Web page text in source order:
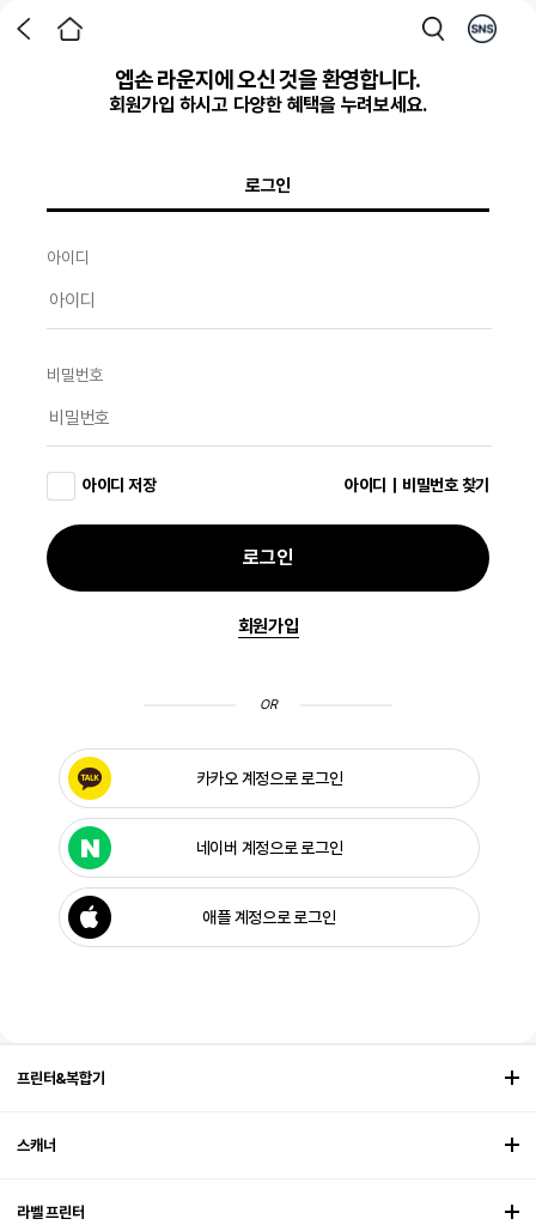
엡손 라운지에 오신 것을 환영합니다.
회원가입 하시고 다양한 혜택을 누려보세요.
로그인
아이디
비밀번호
아이디 저장 아이디｜비밀번호 찾기
로그인
회원가입
OR
카카오 계정으로 로그인
네이버 계정으로 로그인
애플 계정으로 로그인
프린터&복합기
스캐너
라벨 프린터